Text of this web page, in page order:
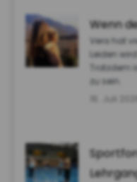
Wenn
Vera hat
Leiden
zu sein.